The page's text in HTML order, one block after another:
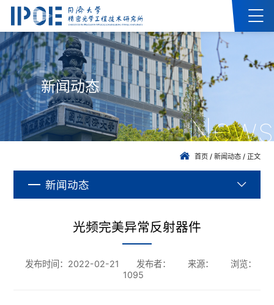
新闻动态
News
首页/ 新闻动态/ 正文
新闻动态
光频完美异常反射器件
发布时间：2022-02-21 发布者： 来源：
浏览：
1095